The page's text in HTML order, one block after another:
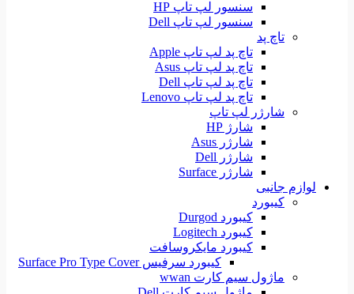
سنسور لپ تاپ HP
سنسور لپ تاپ Dell
تاچ پد
تاچ پد لپ تاپ Apple
تاچ پد لپ تاپ Asus
تاچ پد لپ تاپ Dell
تاچ پد لپ تاپ Lenovo
شارژر لپ تاپ
شارژ HP
شارژر Asus
شارژر Dell
شارژر Surface
لوازم جانبی
کیبورد
کیبورد Durgod
کیبورد Logitech
کیبورد مایکروسافت
کیبورد سرفیس Surface Pro Type Cover
ماژول سیم کارت wwan